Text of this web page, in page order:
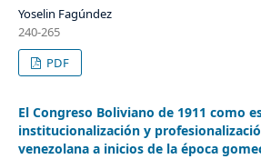
Yoselin Fagúndez
240-265
PDF
El Congreso Boliviano de 1911 como
institucionalización y
venezolana a inicios de la época